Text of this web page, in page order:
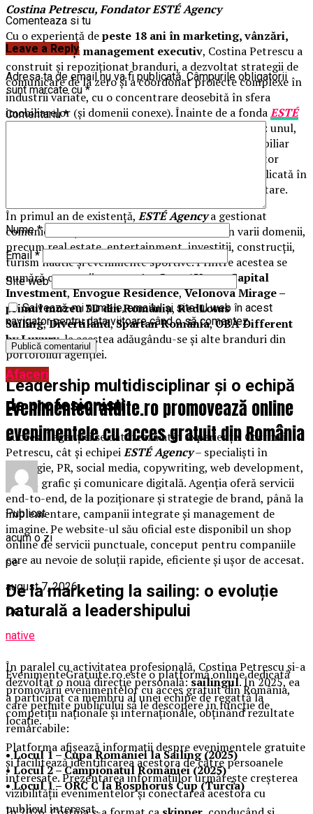
Costina Petrescu, Fondator ESTÉ Agency
Cu o experiență depeste 18 ani în marketing, vânzări,
comunicare și management executiv, Costina Petrescu a
construit și repoziționat branduri, a dezvoltat strategii de
comunicare de la zero și a coordonat proiecte complexe în
industrii variate, cu o concentrare deosebită în sfera
imobiliarelor (și domenii conexe). Înainte de a fondaESTÉ
, aceasta a condus două portaluri imobiliare: unul,
din poziția de Director de Vânzări și Marketing Imobiliar
(timp de patru ani), iar celălalt, în calitate de Director
General (timp de 10 ani), în ambele cazuri fiind implicată în
toate direcțiile operaționale, strategice și de dezvoltare.
În primul an de existență, ESTÉ Agencya gestionat
comunicarea și imaginea unor businessuri din varii domenii,
precum real estate, entertainment, investiții, construcții,
turism nautic și evenimente sportive. Printre acestea se
numără companii precumAmCorp / Venus Capital
Investment,Envogue Residence,Velonova Mirage –
primul muzeu 3D din România,RedLotus
Sailing,Divertiland,Spartan România,OBA Different
by Luxury, la acestea adăugându-se și alte branduri din
portofoliul agenției.
Leadership multidisciplinar și o echipă
de profesioniști
Succesul agenției se datorează atât experienței Costinei
Petrescu, cât și echipeiESTÉ Agency– specialiști în
strategie, PR, social media, copywriting, web development,
design grafic și comunicare digitală. Agenția oferă servicii
end-to-end, de la poziționare și strategie de brand, până la
implementare, campanii integrate și management de
imagine. Pe website-ul său oficial este disponibil un shop
online de servicii punctuale, conceput pentru companiile
care au nevoie de soluții rapide, eficiente și ușor de accesat.
De la marketing la sailing: o evoluție
naturală a leadershipului
În paralel cu activitatea profesională, Costina Petrescu și-a
dezvoltat o nouă direcție personală:sailingul. În 2025, ea
a participat ca membru al unei echipe de regattă la
competiții naționale și internaționale, obținând rezultate
remarcabile:
• Locul 1 – Cupa României la Sailing (2025)
• Locul 2 – Campionatul României (2025)
• Locul 1 – ORC C la Bosphorus Cup (Turcia)
Comenteaza si tu
Leave a Reply
Adresa ta de email nu va fi publicată. Câmpurile obligatorii
sunt marcate cu*
Comentariu*
Nume*
Email*
Site web
Salvează-mi numele, emailul și site-ul web în acest
navigator pentru data viitoare când o să comentez.
Afaceri
EvenimenteGratuite.ro promovează online
evenimentele cu acces gratuit din România
Publicat
acum o zi
pe
august 7, 2026
De
native
EvenimenteGratuite.ro este o platformă online dedicată
promovării evenimentelor cu acces gratuit din România,
care permite publicului să le descopere în funcție de
locație.
Platforma afișează informații despre evenimentele gratuite
și facilitează identificarea acestora de către persoanele
interesate. Prezentarea informațiilor urmărește creșterea
vizibilității evenimentelor și conectarea acestora cu
publicul interesat.